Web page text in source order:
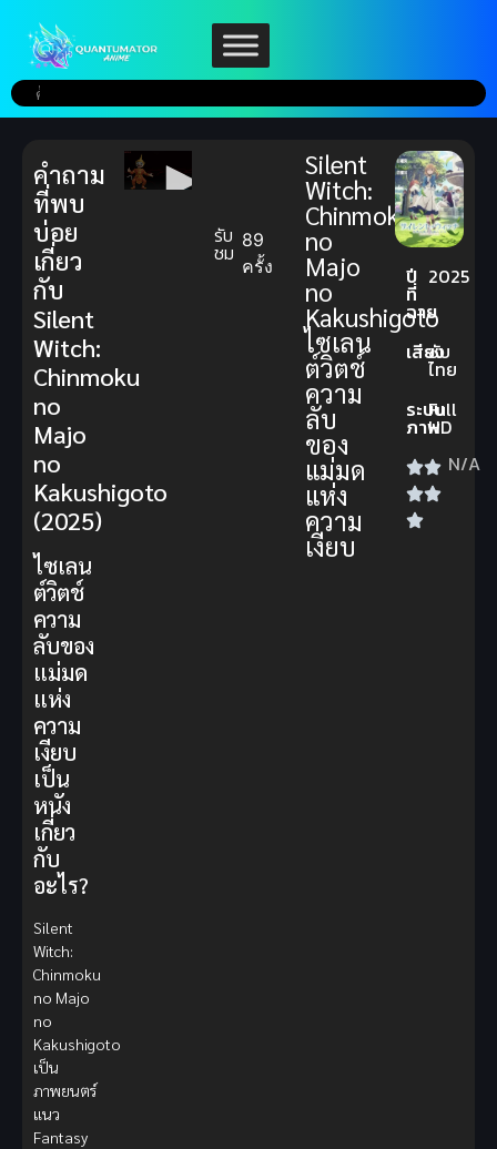
รับ
ชม 89
ครั้ง
Silent
Witch:
Chinmoku
no
Majo
no
Kakushigoto
ไซเลน
ต์วิตช์
ความ
ลับ
ของ
แม่มด
แห่ง
ความ
เงียบ
ปี
ที่
ฉาย
2025
เสียง
ซับ
ไทย
ระบบ
ภาพ
Full
HD
N/A
คำถาม
ที่พบ
บ่อย
เกี่ยว
กับ
Silent
Witch:
Chinmoku
no
Majo
no
Kakushigoto
(2025)
ไซเลน
ต์วิตช์
ความ
ลับของ
แม่มด
แห่ง
ความ
เงียบ
เป็น
หนัง
เกี่ยว
กับ
อะไร?
Silent
Witch:
Chinmoku
no Majo
no
Kakushigoto
เป็น
ภาพยนตร์
แนว
Fantasy